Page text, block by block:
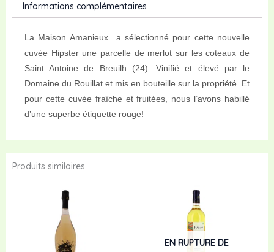
Informations complémentaires
La Maison Amanieux a sélectionné pour cette nouvelle
cuvée Hipster une parcelle de merlot sur les coteaux de
Saint Antoine de Breuilh (24). Vinifié et élevé par le
Domaine du Rouillat et mis en bouteille sur la propriété. Et
pour cette cuvée fraîche et fruitées, nous l’avons habillé
d’une superbe étiquette rouge!
Produits similaires
EN RUPTURE DE